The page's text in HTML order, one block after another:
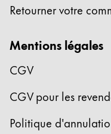
Retourner votre
Mentions légales
CGV
CGV pour les
Politique